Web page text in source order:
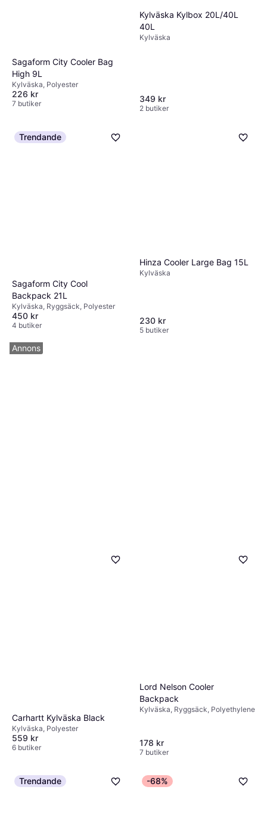
Sagaform City Cooler Bag
High 9L
Kylväska, Polyester
226 kr
7 butiker
Kylväska Kylbox 20L/40L
40L
Kylväska
349 kr
2 butiker
Trendande
Sagaform City Cool
Backpack 21L
Kylväska, Ryggsäck, Polyester
450 kr
4 butiker
Hinza Cooler Large Bag 15L
Kylväska
230 kr
5 butiker
Carhartt Kylväska Black
Kylväska, Polyester
559 kr
6 butiker
Lord Nelson Cooler
Backpack
Kylväska, Ryggsäck, Polyethylene
178 kr
7 butiker
Trendande -68%
Annons